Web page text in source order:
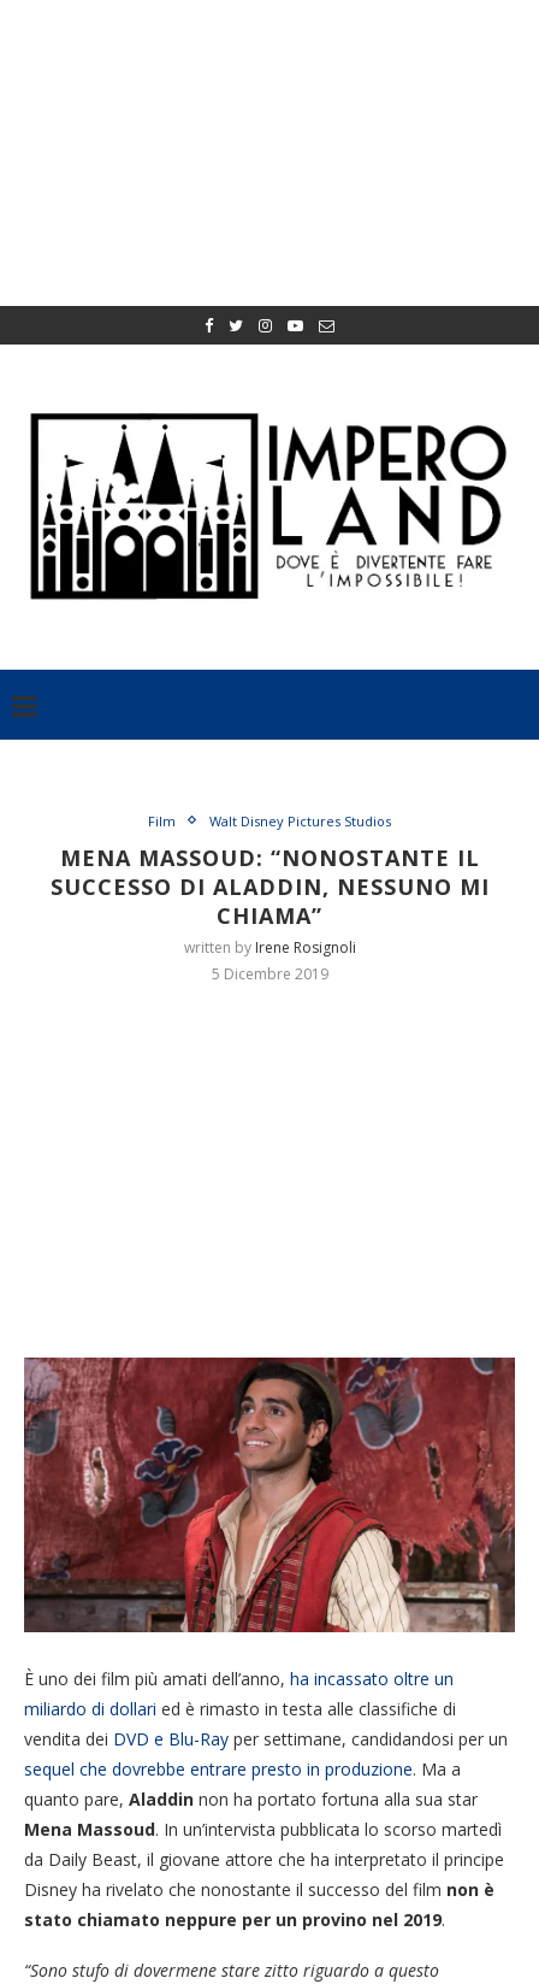
Film Walt Disney Pictures Studios
MENA MASSOUD: “NONOSTANTE IL
SUCCESSO DI ALADDIN, NESSUNO MI
CHIAMA”
written by Irene Rosignoli
5 Dicembre 2019
È uno dei film più amati dell’anno, ha incassato oltre un
miliardo di dollari ed è rimasto in testa alle classifiche di
vendita dei DVD e Blu-Ray per settimane, candidandosi per un
sequel che dovrebbe entrare presto in produzione. Ma a
quanto pare, Aladdin non ha portato fortuna alla sua star
Mena Massoud. In un’intervista pubblicata lo scorso martedì
da Daily Beast, il giovane attore che ha interpretato il principe
Disney ha rivelato che nonostante il successo del film non è
stato chiamato neppure per un provino nel 2019.
“Sono stufo di dovermene stare zitto riguardo a questo